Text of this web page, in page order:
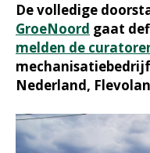
De volledige
GroeNoord gaat
melden de
Nederland,